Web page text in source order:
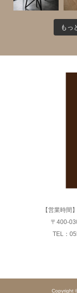
もっ
【営業時間
〒400-
TEL：
Copyright